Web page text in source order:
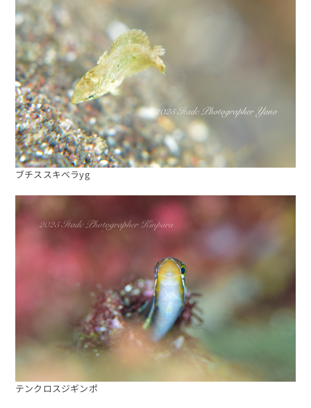
ブチススキベラyg
テンクロスジギンポ
予約する